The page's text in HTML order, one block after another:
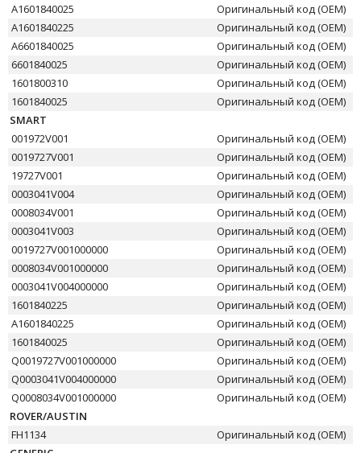
A1601840025
Оригинальный код (OEM)
A1601840225
Оригинальный код (OEM)
A6601840025
Оригинальный код (OEM)
6601840025
Оригинальный код (OEM)
1601800310
Оригинальный код (OEM)
1601840025
Оригинальный код (OEM)
SMART
001972V001
Оригинальный код (OEM)
0019727V001
Оригинальный код (OEM)
19727V001
Оригинальный код (OEM)
0003041V004
Оригинальный код (OEM)
0008034V001
Оригинальный код (OEM)
0003041V003
Оригинальный код (OEM)
0019727V001000000
Оригинальный код (OEM)
0008034V001000000
Оригинальный код (OEM)
0003041V004000000
Оригинальный код (OEM)
1601840225
Оригинальный код (OEM)
A1601840225
Оригинальный код (OEM)
1601840025
Оригинальный код (OEM)
Q0019727V001000000
Оригинальный код (OEM)
Q0003041V004000000
Оригинальный код (OEM)
Q0008034V001000000
Оригинальный код (OEM)
ROVER/AUSTIN
FH1134
Оригинальный код (OEM)